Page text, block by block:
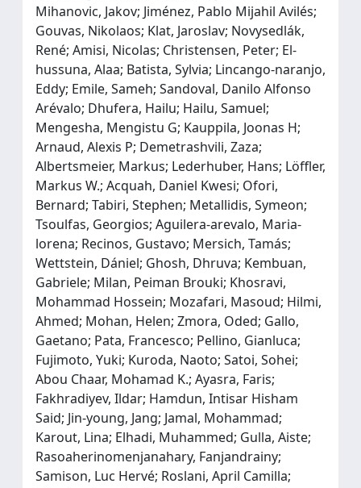
Mihanovic, Jakov; Jiménez, Pablo Mijahil Avilés;
Gouvas, Nikolaos; Klat, Jaroslav; Novysedlák,
René; Amisi, Nicolas; Christensen, Peter; El‐
hussuna, Alaa; Batista, Sylvia; Lincango‐naranjo,
Eddy; Emile, Sameh; Sandoval, Danilo Alfonso
Arévalo; Dhufera, Hailu; Hailu, Samuel;
Mengesha, Mengistu G; Kauppila, Joonas H;
Arnaud, Alexis P; Demetrashvili, Zaza;
Albertsmeier, Markus; Lederhuber, Hans; Löffler,
Markus W.; Acquah, Daniel Kwesi; Ofori,
Bernard; Tabiri, Stephen; Metallidis, Symeon;
Tsoulfas, Georgios; Aguilera‐arevalo, Maria‐
lorena; Recinos, Gustavo; Mersich, Tamás;
Wettstein, Dániel; Ghosh, Dhruva; Kembuan,
Gabriele; Milan, Peiman Brouki; Khosravi,
Mohammad Hossein; Mozafari, Masoud; Hilmi,
Ahmed; Mohan, Helen; Zmora, Oded; Gallo,
Gaetano; Pata, Francesco; Pellino, Gianluca;
Fujimoto, Yuki; Kuroda, Naoto; Satoi, Sohei;
Abou Chaar, Mohamad K.; Ayasra, Faris;
Fakhradiyev, Ildar; Hamdun, Intisar Hisham
Said; Jin‐young, Jang; Jamal, Mohammad;
Karout, Lina; Elhadi, Muhammed; Gulla, Aiste;
Rasoaherinomenjanahary, Fanjandrainy;
Samison, Luc Hervé; Roslani, April Camilla;